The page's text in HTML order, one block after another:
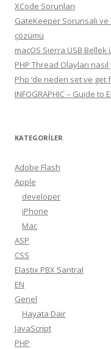
XCode Sorunları
GateKeeper Sorunsalı
çözümü
macOS Sierra USB
PHP Thread Olayları nasıl
Php ‘de neden set ve get
INFOGRAPHIC – Guide to
KATEGORILER
Adobe Flash
Apple
developer
iPhone
Mac
ASP
CSS
Elastix PBX Santral
EN
Genel
Hayata Dair
JavaScript
PHP